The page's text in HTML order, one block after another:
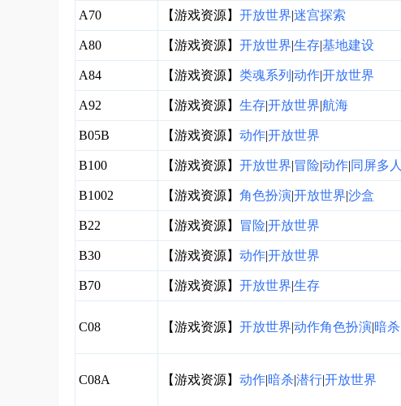
A70 【游戏资源】 开放世界|迷宫探索
A80 【游戏资源】 开放世界|生存|基地建设
A84 【游戏资源】 类魂系列 |动作|开放世界
A92 【游戏资源】 生存|开放世界|航海
B05B 【游戏资源】 动作|开放世界
B100 【游戏资源】 开放世界|冒险|动作|同屏多人
B1002 【游戏资源】 角色扮演|开放世界|沙盒
B22 【游戏资源】 冒险|开放世界
B30 【游戏资源】 动作|开放世界
B70 【游戏资源】 开放世界|生存
C08 【游戏资源】 开放世界|动作角色扮演|暗杀
C08A 【游戏资源】 动作|暗杀|潜行|开放世界